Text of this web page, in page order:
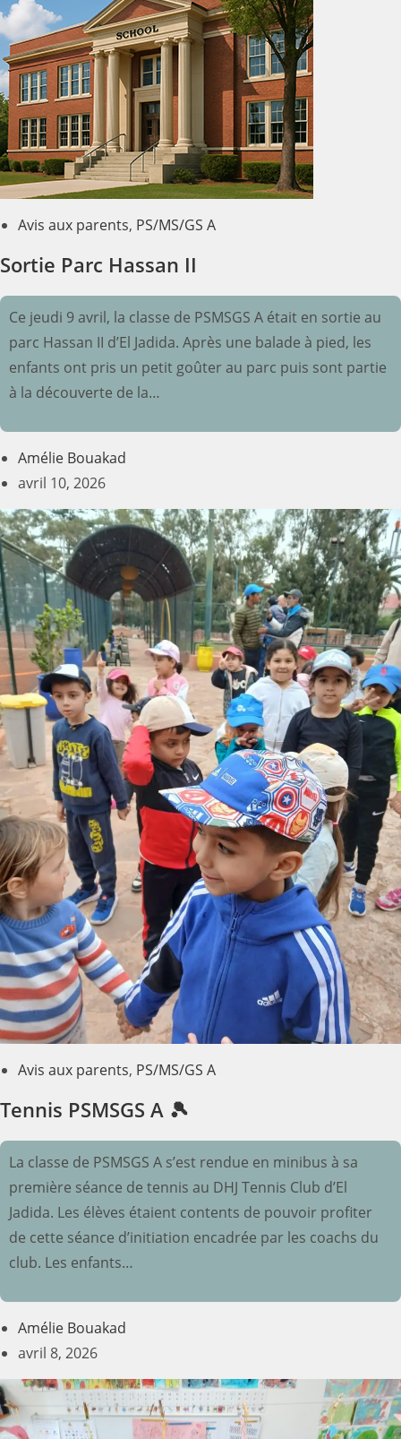
Avis aux parents, PS/MS/GS A
Sortie Parc Hassan II
Ce jeudi 9 avril, la classe de PSMSGS A était en sortie au
parc Hassan II d’El Jadida. Après une balade à pied, les
enfants ont pris un petit goûter au parc puis sont partie
à la découverte de la…
Amélie Bouakad
avril 10, 2026
Avis aux parents, PS/MS/GS A
Tennis PSMSGS A 🎾
La classe de PSMSGS A s’est rendue en minibus à sa
première séance de tennis au DHJ Tennis Club d’El
Jadida. Les élèves étaient contents de pouvoir profiter
de cette séance d’initiation encadrée par les coachs du
club. Les enfants…
Amélie Bouakad
avril 8, 2026